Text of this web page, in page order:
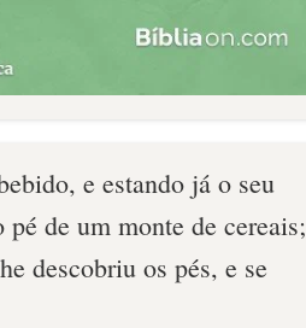
e estando já o seu
de um monte de cereais;
descobriu os pés, e se